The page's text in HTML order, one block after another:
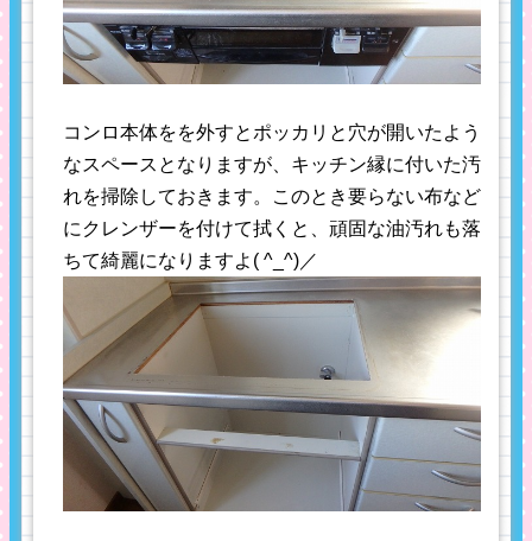
コンロ本体をを外すとポッカリと穴が開いたよう
なスペースとなりますが、キッチン縁に付いた汚
れを掃除しておきます。このとき要らない布など
にクレンザーを付けて拭くと、頑固な油汚れも落
ちて綺麗になりますよ( ^_^)／